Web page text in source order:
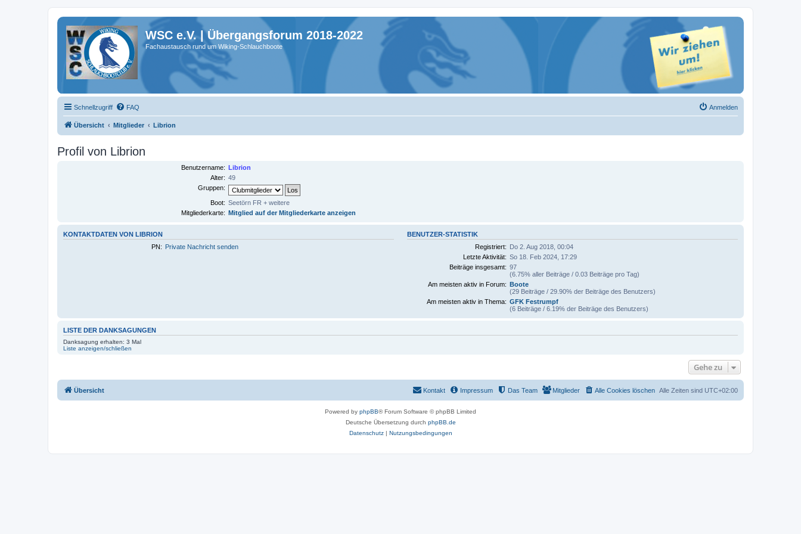
WSC e.V. | Übergangsforum 2018-2022
Fachaustausch rund um Wiking-Schlauchboote
Schnellzugriff FAQ Anmelden
Übersicht Mitglieder Librion
Profil von Librion
Benutzername: Librion
Alter: 49
Gruppen:
Boot: Seetörn FR + weitere
Mitgliederkarte: Mitglied auf der Mitgliederkarte anzeigen
KONTAKTDATEN VON LIBRION
PN: Private Nachricht senden
BENUTZER-STATISTIK
Registriert: Do 2. Aug 2018, 00:04
Letzte Aktivität: So 18. Feb 2024, 17:29
Beiträge insgesamt: 97
(6.75% aller Beiträge / 0.03 Beiträge pro Tag)
Am meisten aktiv in Forum: Boote
(29 Beiträge / 29.90% der Beiträge des Benutzers)
Am meisten aktiv in Thema: GFK Festrumpf
(6 Beiträge / 6.19% der Beiträge des Benutzers)
LISTE DER DANKSAGUNGEN
Danksagung erhalten: 3 Mal
Liste anzeigen/schließen
Gehe zu
Übersicht Alle Zeiten sind UTC+02:00
Alle Cookies löschen
Mitglieder
Das Team
Impressum
Kontakt
Powered by phpBB® Forum Software © phpBB Limited
Deutsche Übersetzung durch phpBB.de
Datenschutz| Nutzungsbedingungen